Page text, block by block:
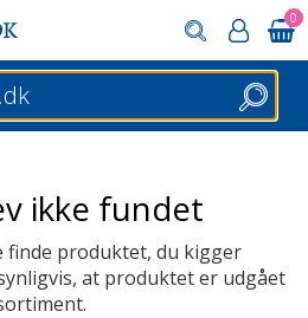
0
Søg
ikke fundet
produktet, du kigger
at produktet er udgået